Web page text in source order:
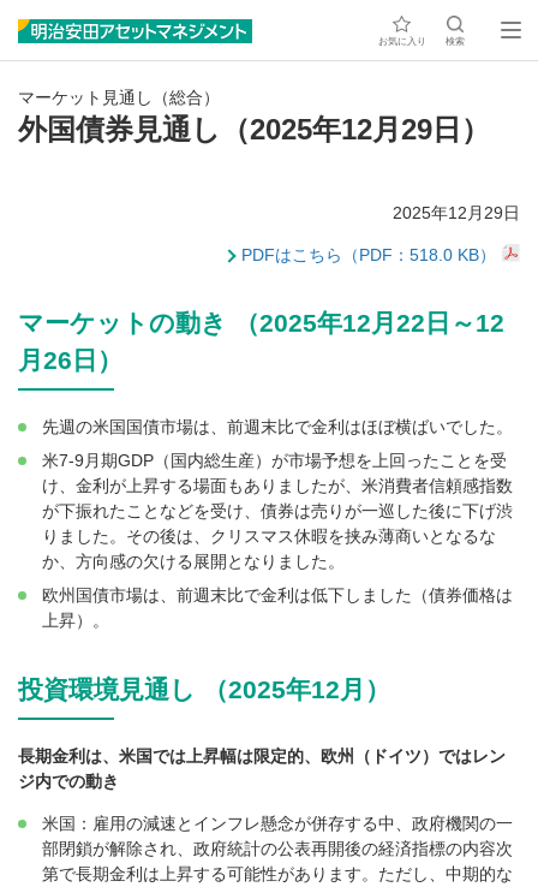
お気に入り 検索
マーケット見通し（総合）
外国債券見通し（2025年12月29日）
2025年12月29日
PDFはこちら（PDF：518.0 KB）
マーケットの動き （2025年12月22日～12
月26日）
先週の米国国債市場は、前週末比で金利はほぼ横ばいでした。
米7-9月期GDP（国内総生産）が市場予想を上回ったことを受
け、金利が上昇する場面もありましたが、米消費者信頼感指数
が下振れたことなどを受け、債券は売りが一巡した後に下げ渋
りました。その後は、クリスマス休暇を挟み薄商いとなるな
か、方向感の欠ける展開となりました。
欧州国債市場は、前週末比で金利は低下しました（債券価格は
上昇）。
投資環境見通し （2025年12月）
長期金利は、米国では上昇幅は限定的、欧州（ドイツ）ではレン
ジ内での動き
米国：雇用の減速とインフレ懸念が併存する中、政府機関の一
部閉鎖が解除され、政府統計の公表再開後の経済指標の内容次
第で長期金利は上昇する可能性があります。ただし、中期的な